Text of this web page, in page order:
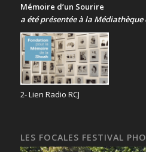
Mémoire d’un Sourire
a été présentéeà la Médiathèque
2- Lien Radio RCJ
LES FOCALES FESTIVAL